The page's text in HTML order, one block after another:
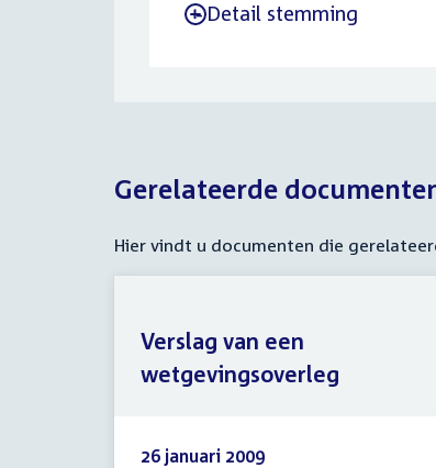
- Detail stemming
Gerelateerde
Hier vindt u documenten die
26 januari 2009
Verslag van een
wetgevingsoverleg